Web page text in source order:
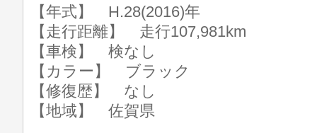
【年式】 H.28(2016)年
【走行距離】 走行107,981km
【車検】 検なし
【カラー】 ブラック
【修復歴】 なし
【地域】 佐賀県